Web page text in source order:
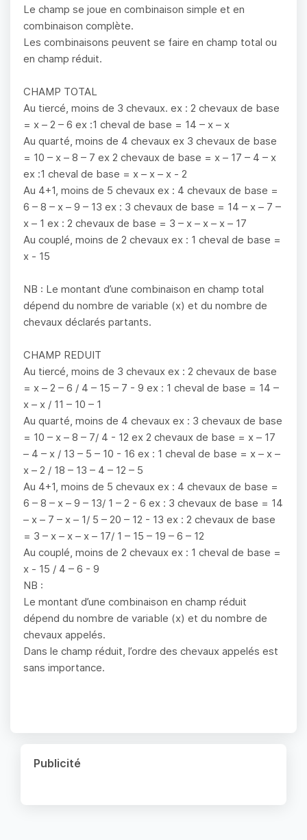
Le champ se joue en combinaison simple et en
combinaison complète.
Les combinaisons peuvent se faire en champ total ou
en champ réduit.
CHAMP TOTAL
Au tiercé, moins de 3 chevaux. ex : 2 chevaux de base
= x – 2 – 6 ex :1 cheval de base = 14 – x – x
Au quarté, moins de 4 chevaux ex 3 chevaux de base
= 10 – x – 8 – 7 ex 2 chevaux de base = x – 17 – 4 – x
ex :1 cheval de base = x – x – x - 2
Au 4+1, moins de 5 chevaux ex : 4 chevaux de base =
6 – 8 – x – 9 – 13 ex : 3 chevaux de base = 14 – x – 7 –
x – 1 ex : 2 chevaux de base = 3 – x – x – x – 17
Au couplé, moins de 2 chevaux ex : 1 cheval de base =
x - 15
NB : Le montant d’une combinaison en champ total
dépend du nombre de variable (x) et du nombre de
chevaux déclarés partants.
CHAMP REDUIT
Au tiercé, moins de 3 chevaux ex : 2 chevaux de base
= x – 2 – 6 / 4 – 15 – 7 - 9 ex : 1 cheval de base = 14 –
x – x / 11 – 10 – 1
Au quarté, moins de 4 chevaux ex : 3 chevaux de base
= 10 – x – 8 – 7/ 4 - 12 ex 2 chevaux de base = x – 17
– 4 – x / 13 – 5 – 10 - 16 ex : 1 cheval de base = x – x –
x – 2 / 18 – 13 – 4 – 12 – 5
Au 4+1, moins de 5 chevaux ex : 4 chevaux de base =
6 – 8 – x – 9 – 13/ 1 – 2 - 6 ex : 3 chevaux de base = 14
– x – 7 – x – 1/ 5 – 20 – 12 - 13 ex : 2 chevaux de base
= 3 – x – x – x – 17/ 1 – 15 – 19 – 6 – 12
Au couplé, moins de 2 chevaux ex : 1 cheval de base =
x - 15 / 4 – 6 - 9
NB :
Le montant d’une combinaison en champ réduit
dépend du nombre de variable (x) et du nombre de
chevaux appelés.
Dans le champ réduit, l’ordre des chevaux appelés est
sans importance.
Publicité